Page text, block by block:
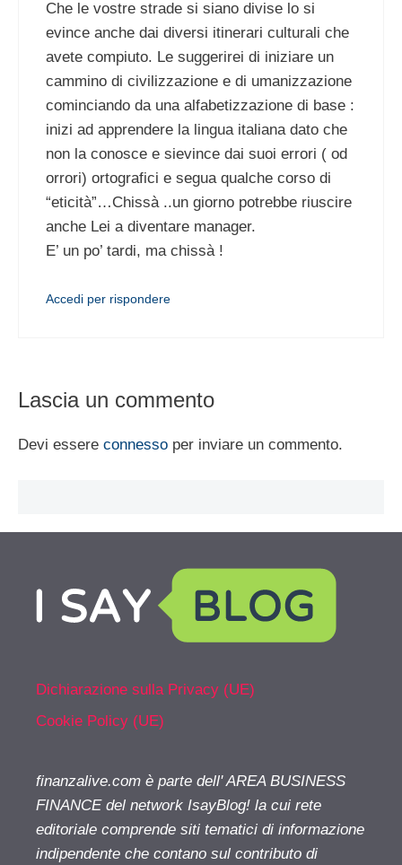
Che le vostre strade si siano divise lo si
evince anche dai diversi itinerari culturali che
avete compiuto. Le suggerirei di iniziare un
cammino di civilizzazione e di umanizzazione
cominciando da una alfabetizzazione di base :
inizi ad apprendere la lingua italiana dato che
non la conosce e sievince dai suoi errori ( od
orrori) ortografici e segua qualche corso di
“eticità”…Chissà ..un giorno potrebbe riuscire
anche Lei a diventare manager.
E’ un po’ tardi, ma chissà !
Accedi per rispondere
Lascia un commento
Devi essere connesso per inviare un commento.
Dichiarazione sulla Privacy (UE)
Cookie Policy (UE)
finanzalive.com è parte dell' AREA BUSINESS
FINANCE del network IsayBlog! la cui rete
editoriale comprende siti tematici di informazione
indipendente che contano sul contributo di